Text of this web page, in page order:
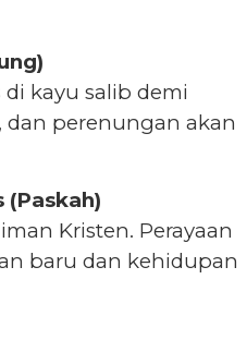
kayu salib demi
dan perenungan akan
(Paskah)
Kristen. Perayaan
baru dan kehidupan